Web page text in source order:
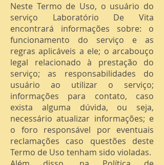
Neste Termo de Uso, o usuário do
serviço Laboratório De Vita
encontrará informações sobre: o
funcionamento do serviço e as
regras aplicáveis a ele; o arcabouço
legal relacionado à prestação do
serviço; as responsabilidades do
usuário ao utilizar o serviço;
informações para contato, caso
exista alguma dúvida, ou seja,
necessário atualizar informações; e
o foro responsável por eventuais
reclamações caso questões deste
Termo de Uso tenham sido violadas.